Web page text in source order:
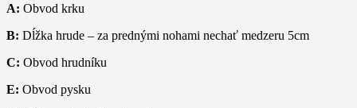
A: Obvod krku
B: Dĺžka hrude – za prednými nohami nechať medzeru 5cm
C: Obvod hrudníku
E: Obvod pysku